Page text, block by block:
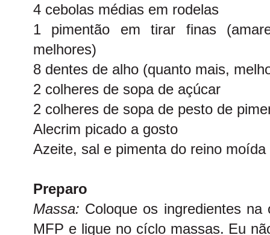
4 cebolas médias em rodelas
1 pimentão em tirar finas
melhores)
8 dentes de alho (quanto mais,
2 colheres de sopa de açúcar
2 colheres de sopa de pesto de
Alecrim picado a gosto
Azeite, sal e pimenta do reino moída
Preparo
Massa: Coloque os ingredientes
MFP e ligue no cíclo massas. Eu